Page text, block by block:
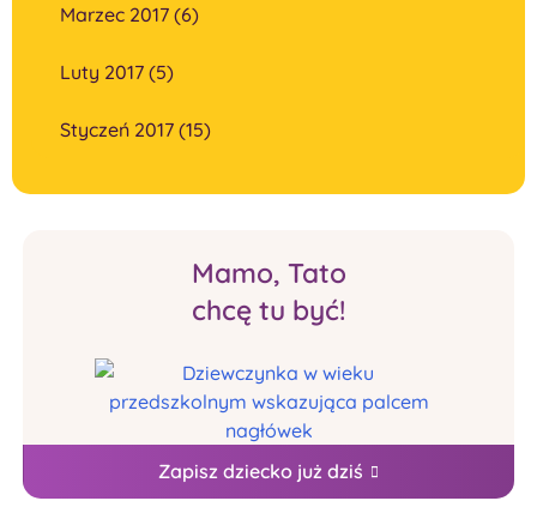
Marzec 2017 (6)
Luty 2017 (5)
Styczeń 2017 (15)
Mamo, Tato
chcę tu być!
Zapisz dziecko już dziś